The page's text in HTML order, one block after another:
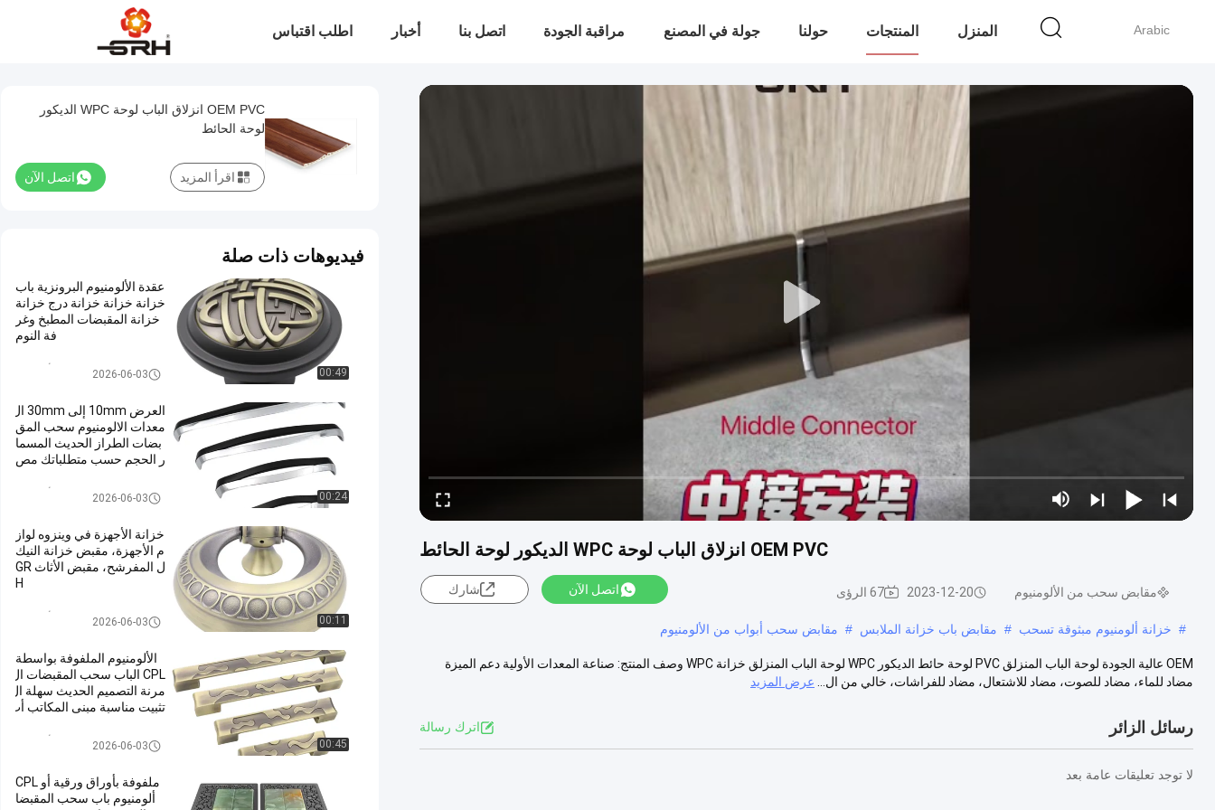
Arabic المنزل المنتجات حولنا جولة في المصنع مراقبة الجودة اتصل بنا أخبار اطلب اقتباس
OEM PVC انزلاق الباب لوحة WPC الديكور لوحة الحائط
مقابض سحب من الألومنيوم 2023-12-20 67 الرؤى اتصل الآن شارك
# خزانة ألومنيوم مبثوقة تسحب # مقابض باب خزانة الملابس # مقابض سحب أبواب من الألومنيوم
OEM عالية الجودة لوحة الباب المنزلق PVC لوحة حائط الديكور WPC لوحة الباب المنزلق خزانة WPC وصف المنتج: صناعة المعدات الأولية دعم الميزة
مضاد للماء، مضاد للصوت، مضاد للاشتعال، مضاد للفراشات، خالي من ال...
عرض المزيد
رسائل الزائر اترك رسالة
لا توجد تعليقات عامة بعد
OEM PVC انزلاق الباب لوحة WPC الديكور
لوحة الحائط
اتصل الآن اقرأ المزيد
فيديوهات ذات صلة
00:49
عقدة الألومنيوم البرونزية باب
خزانة خزانة خزانة درج خزانة
خزانة المقبضات المطبخ وغر
فة النوم
مقابض سحب من الألومنيوم
2026-06-03
00:24
العرض 10mm إلى 30mm ال
معدات الالومنيوم سحب المق
بضات الطراز الحديث المسما
ر الحجم حسب متطلباتك مص
مقابض سحب من الألومنيوم
2026-06-03
00:11
خزانة الأجهزة في وينزوه لواز
م الأجهزة، مقبض خزانة النيك
ل المفرشح، مقبض الأثاث GR
H
مقابض سحب من الألومنيوم
2026-06-03
00:45
الألومنيوم الملفوفة بواسطة
CPL الباب سحب المقبضات ال
مرنة التصميم الحديث سهلة ال
تثبيت مناسبة مبنى المكاتب أب
مقابض سحب من الألومنيوم
2026-06-03
ملفوفة بأوراق ورقية أو CPL
ألومنيوم باب سحب المقبضا